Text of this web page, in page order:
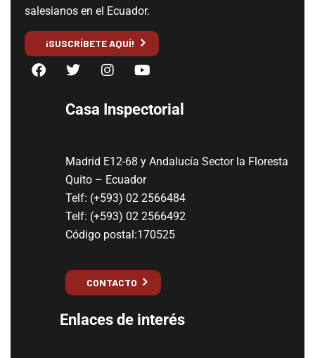
salesianos en el Ecuador.
¡SUSCRÍBETE AQUÍ!
Casa Inspectorial
Madrid E12-68 y Andalucía Sector la Floresta
Quito – Ecuador
Telf: (+593) 02 2566484
Telf: (+593) 02 2566492
Código postal:170525
CONTACTO
Enlaces de interés